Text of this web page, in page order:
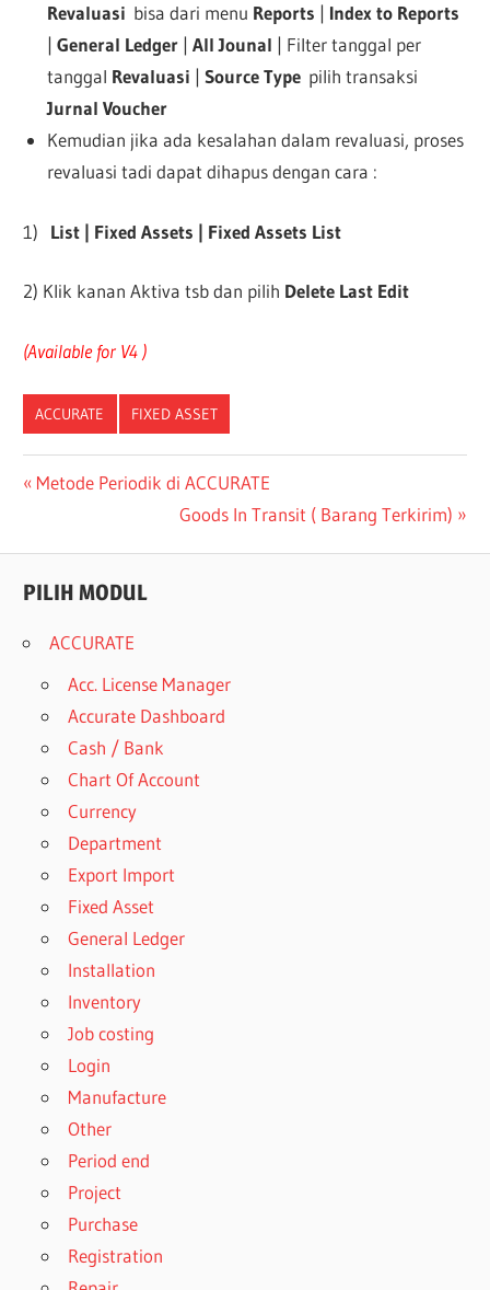
Revaluasi bisa dari menu Reports | Index to Reports
| General Ledger| All Jounal | Filter tanggal per
tanggal Revaluasi | Source Typepilih transaksi
Jurnal Voucher
Kemudian jika ada kesalahan dalam revaluasi, proses
revaluasi tadi dapat dihapus dengan cara :
1) List | Fixed Assets | Fixed Assets List
2) Klik kanan Aktiva tsb dan pilih Delete Last Edit
(Available for V4 )
ACCURATE FIXED ASSET
Post
Previous
Metode Periodik di ACCURATE
Next
Goods In Transit ( Barang Terkirim)
PILIH MODUL
ACCURATE
Acc. License Manager
Accurate Dashboard
Cash / Bank
Chart Of Account
Currency
Department
Export Import
Fixed Asset
General Ledger
Installation
Inventory
Job costing
Login
Manufacture
Other
Period end
Project
Purchase
Registration